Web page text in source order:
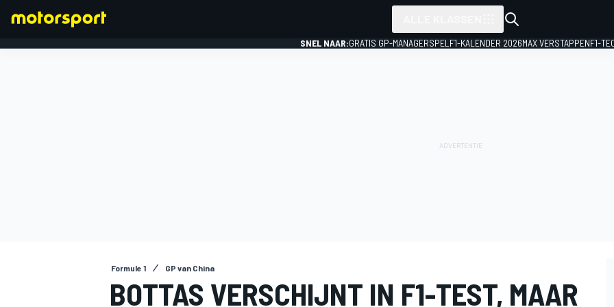
SNEL NAAR:GRATIS GP-MANAGERSPEL F1-KALENDER 2026MAX VERSTAPPENF1-
Formule 1 GP van China
BOTTAS VERSCHIJNT IN F1-TEST, MAAR